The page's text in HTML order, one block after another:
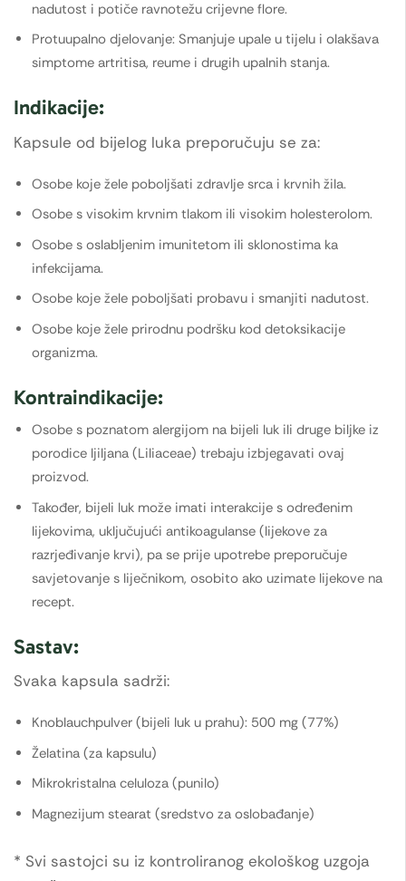
nadutost i potiče ravnotežu crijevne flore.
Protuupalno djelovanje: Smanjuje upale u tijelu i olakšava
simptome artritisa, reume i drugih upalnih stanja.
Indikacije:
Kapsule od bijelog luka preporučuju se za:
Osobe koje žele poboljšati zdravlje srca i krvnih žila.
Osobe s visokim krvnim tlakom ili visokim holesterolom.
Osobe s oslabljenim imunitetom ili sklonostima ka
infekcijama.
Osobe koje žele poboljšati probavu i smanjiti nadutost.
Osobe koje žele prirodnu podršku kod detoksikacije
organizma.
Kontraindikacije:
Osobe s poznatom alergijom na bijeli luk ili druge biljke iz
porodice ljiljana (Liliaceae) trebaju izbjegavati ovaj
proizvod.
Također, bijeli luk može imati interakcije s određenim
lijekovima, uključujući antikoagulanse (lijekove za
razrjeđivanje krvi), pa se prije upotrebe preporučuje
savjetovanje s liječnikom, osobito ako uzimate lijekove na
recept.
Sastav:
Svaka kapsula sadrži:
Knoblauchpulver (bijeli luk u prahu): 500 mg (77%)
Želatina (za kapsulu)
Mikrokristalna celuloza (punilo)
Magnezijum stearat (sredstvo za oslobađanje)
* Svi sastojci su iz kontroliranog ekološkog uzgoja